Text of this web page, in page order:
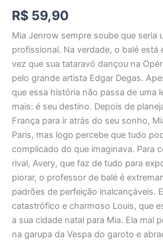
R$ 59,90
Mia Jenrow sempre soube que seria
profissional. Na verdade, o balé está
vez que sua tataravó dançou na
pelo grande artista Edgar Degas.
que essa história não passa de uma
mais: é seu destino. Depois de
França para ir atrás do seu sonho,
Paris, mas logo percebe que tudo
complicado do que imaginava. Para
rival, Avery, que faz de tudo para
piorar, o professor de balé é
padrões de perfeição inalcançáveis.
catastrófico e charmoso Louis, que
a sua cidade natal para Mia. Ela mal
na garupa da Vespa do garoto e